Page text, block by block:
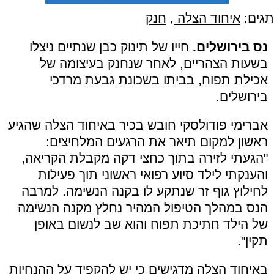
תגים: איחוד הצלה , חנק
נס בירושלים. חייו של תינוק כבן שנתיים ניצלו
בשעות הצהריים, לאחר שנחנק בעיצומה של
אכילת תפוח, בביתו בשכונת גבעת מרדכי
בירושלים.
אברימי פודולסקי חובש בכיר באיחוד הצלה שהגיע
ראשון למקום תיאר את הרגעים המלחיצים:
"הגעתי לזירה בתוך כחצי דקה מקבלת הקריאה,
והענקתי לילד סיוע רפואי ראשוני תוך פעילות
לחילוץ גוף זר שנתקע לו בקנה הנשימה. למרבה
הנס במהלך הטיפול המהיר נחלץ מקנה הנשימה
של הילד חתיכת תפוח והוא שב לנשום באופן
תקין".
באיחוד הצלה מדגישים כי יש להקפיד על ההנחיות